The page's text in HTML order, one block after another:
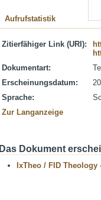
Aufrufstatistik
Zitierfähiger Link (URI):
Dokumentart:
Erscheinungsdatum:
Sprache:
Zur Langanzeige
Das Dokument
IxTheo / FID Theology